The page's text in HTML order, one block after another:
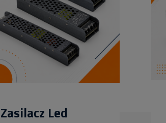
Zasilacz Led